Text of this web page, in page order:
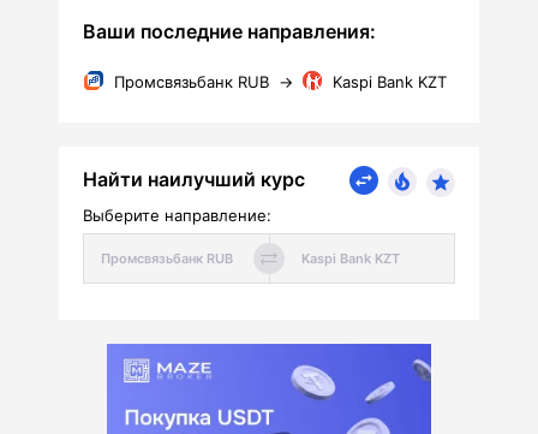
Ваши последние направления:
Промсвязьбанк RUB → Kaspi Bank KZT
Найти наилучший курс
Выберите направление: